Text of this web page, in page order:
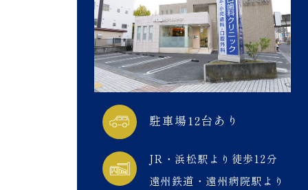
駐車場12台あり
JR・浜松駅より徒歩12分
遠州鉄道・遠州病院駅より